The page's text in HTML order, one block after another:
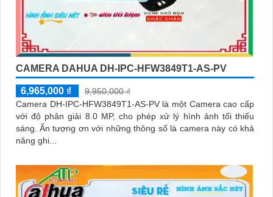
CAMERA DAHUA DH-IPC-HFW3849T1-AS-PV
6,965,000 ₫
9,950,000 ₫
Camera DH-IPC-HFW3849T1-AS-PV là một Camera cao cấp
với độ phân giải 8.0 MP, cho phép xử lý hình ảnh tối thiếu
sáng. Ấn tượng ơn với những thông số là camera này có khả
năng ghi...